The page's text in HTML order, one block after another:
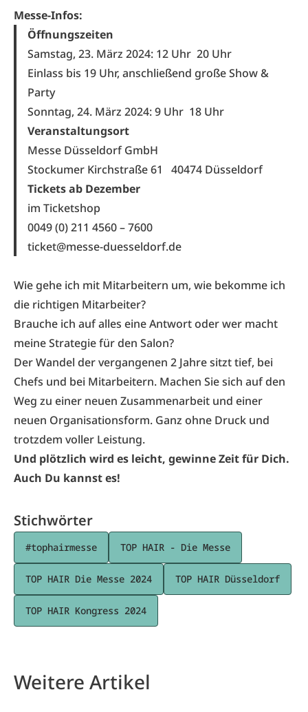
Messe-Infos:
Öffnungszeiten
Samstag, 23. März 2024: 12 Uhr 20 Uhr
Einlass bis 19 Uhr, anschließend große Show &
Party
Sonntag, 24. März 2024: 9 Uhr 18 Uhr
Veranstaltungsort
Messe Düsseldorf GmbH
Stockumer Kirchstraße 61 40474 Düsseldorf
Tickets ab Dezember
im Ticketshop
0049 (0) 211 4560 – 7600
ticket@messe-duesseldorf.de
Wie gehe ich mit Mitarbeitern um, wie bekomme ich
die richtigen Mitarbeiter?
Brauche ich auf alles eine Antwort oder wer macht
meine Strategie für den Salon?
Der Wandel der vergangenen 2 Jahre sitzt tief, bei
Chefs und bei Mitarbeitern. Machen Sie sich auf den
Weg zu einer neuen Zusammenarbeit und einer
neuen Organisationsform. Ganz ohne Druck und
trotzdem voller Leistung.
Und plötzlich wird es leicht, gewinne Zeit für Dich.
Auch Du kannst es!
Stichwörter
#tophairmesse TOP HAIR - Die Messe
TOP HAIR Die Messe 2024 TOP HAIR Düsseldorf
TOP HAIR Kongress 2024
Weitere Artikel